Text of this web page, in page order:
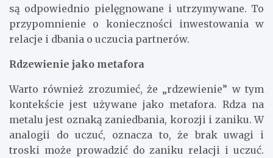
są odpowiednio pielęgnowane i utrzymywane. To
przypomnienie o konieczności inwestowania w
relacje i dbania o uczucia partnerów.
Rdzewienie jako metafora
Warto również zrozumieć, że „rdzewienie” w tym
kontekście jest używane jako metafora. Rdza na
metalu jest oznaką zaniedbania, korozji i zaniku. W
analogii do uczuć, oznacza to, że brak uwagi i
troski może prowadzić do zaniku relacji i uczuć.